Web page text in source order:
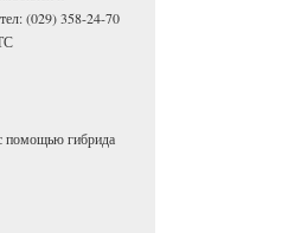
(029) 358-24-70
помощью гибрида